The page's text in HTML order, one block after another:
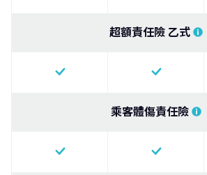
超額責任險 乙式
乘客體傷責任險